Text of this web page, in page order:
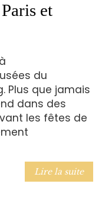
et
du
Plus que jamais
dans des
les fêtes de
Lire la suite